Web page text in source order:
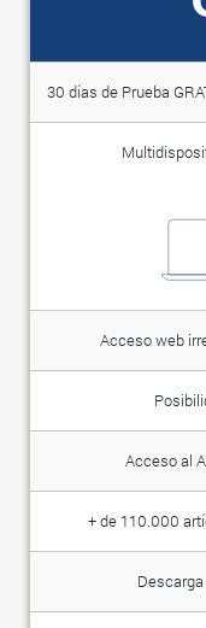
30 días de Prueba
Acceso web
Acceso al
+ de 110.000